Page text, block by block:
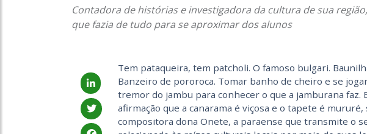
Contadora de histórias e investigadora da cultura de sua
que fazia de tudo para se aproximar dos alunos
Tem pataqueira, tem patcholi. O famoso bulgari.
Banzeiro de pororoca. Tomar banho de cheiro e se
tremor do jambu para conhecer o que a jamburana faz.
afirmação que a canarama é viçosa e o tapete é
compositora dona Onete, a paraense que transmite o